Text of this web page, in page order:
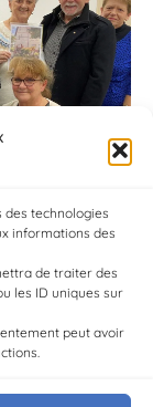
technologies
informations des
de traiter des
les ID uniques sur
peut avoir